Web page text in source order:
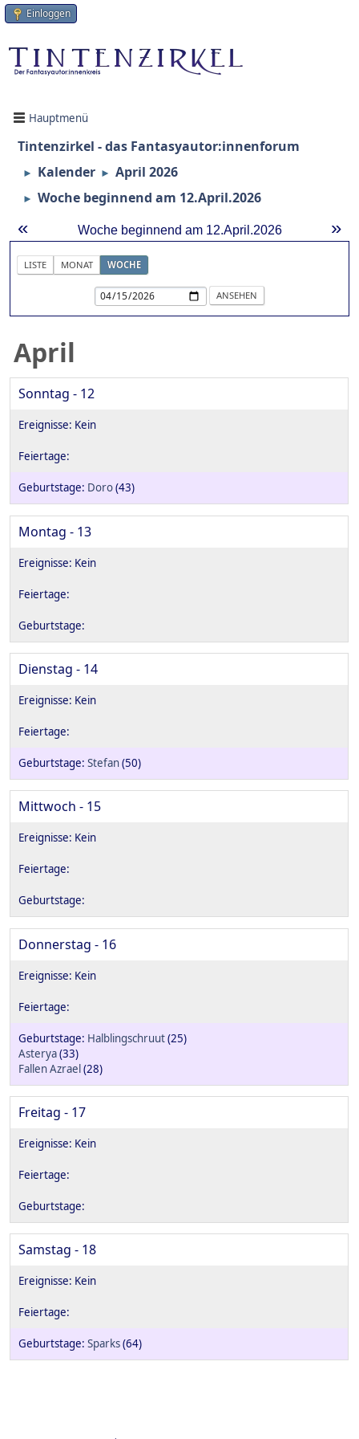
Einloggen
Hauptmenü
Tintenzirkel - das Fantasyautor:innenforum
► Kalender ► April 2026
► Woche beginnend am 12.April.2026
« »
Woche beginnend am 12.April.2026
LISTE MONAT WOCHE
April
Sonntag - 12
Doro(43)
Montag - 13
Dienstag - 14
Stefan(50)
Mittwoch - 15
Donnerstag - 16
Halblingschruut(25)
Asterya(33)
Fallen Azrael(28)
Freitag - 17
Samstag - 18
Sparks(64)